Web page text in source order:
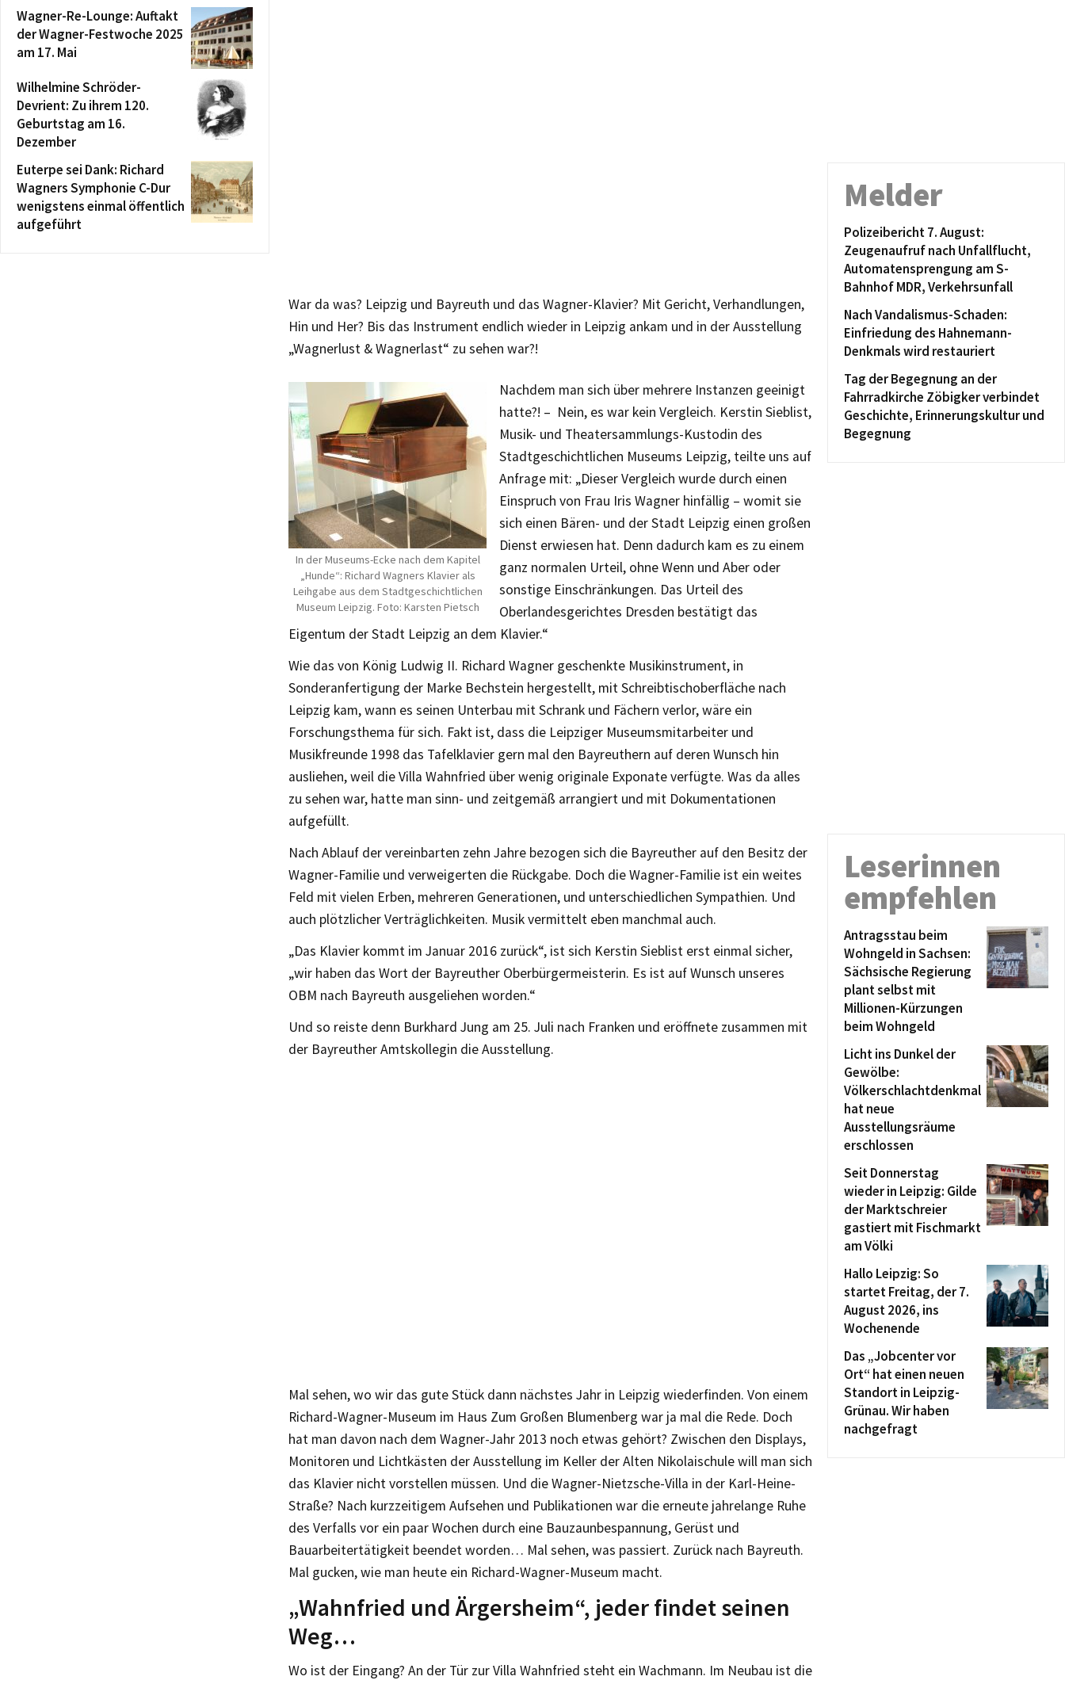
War da was? Leipzig und Bayreuth und das Wagner-Klavier? Mit Gericht, Verhandlungen,
Hin und Her? Bis das Instrument endlich wieder in Leipzig ankam und in der Ausstellung
„Wagnerlust & Wagnerlast“ zu sehen war?!
In der Museums-Ecke nach dem Kapitel
„Hunde“: Richard Wagners Klavier als
Leihgabe aus dem Stadtgeschichtlichen
Museum Leipzig. Foto: Karsten Pietsch
Nachdem man sich über mehrere Instanzen geeinigt
hatte?! – Nein, es war kein Vergleich. Kerstin Sieblist,
Musik- und Theatersammlungs-Kustodin des
Stadtgeschichtlichen Museums Leipzig, teilte uns auf
Anfrage mit: „Dieser Vergleich wurde durch einen
Einspruch von Frau Iris Wagner hinfällig – womit sie
sich einen Bären- und der Stadt Leipzig einen großen
Dienst erwiesen hat. Denn dadurch kam es zu einem
ganz normalen Urteil, ohne Wenn und Aber oder
sonstige Einschränkungen. Das Urteil des
Oberlandesgerichtes Dresden bestätigt das
Eigentum der Stadt Leipzig an dem Klavier.“
Wie das von König Ludwig II. Richard Wagner geschenkte Musikinstrument, in
Sonderanfertigung der Marke Bechstein hergestellt, mit Schreibtischoberfläche nach
Leipzig kam, wann es seinen Unterbau mit Schrank und Fächern verlor, wäre ein
Forschungsthema für sich. Fakt ist, dass die Leipziger Museumsmitarbeiter und
Musikfreunde 1998 das Tafelklavier gern mal den Bayreuthern auf deren Wunsch hin
ausliehen, weil die Villa Wahnfried über wenig originale Exponate verfügte. Was da alles
zu sehen war, hatte man sinn- und zeitgemäß arrangiert und mit Dokumentationen
aufgefüllt.
Nach Ablauf der vereinbarten zehn Jahre bezogen sich die Bayreuther auf den Besitz der
Wagner-Familie und verweigerten die Rückgabe. Doch die Wagner-Familie ist ein weites
Feld mit vielen Erben, mehreren Generationen, und unterschiedlichen Sympathien. Und
auch plötzlicher Verträglichkeiten. Musik vermittelt eben manchmal auch.
„Das Klavier kommt im Januar 2016 zurück“, ist sich Kerstin Sieblist erst einmal sicher,
„wir haben das Wort der Bayreuther Oberbürgermeisterin. Es ist auf Wunsch unseres
OBM nach Bayreuth ausgeliehen worden.“
Und so reiste denn Burkhard Jung am 25. Juli nach Franken und eröffnete zusammen mit
der Bayreuther Amtskollegin die Ausstellung.
Mal sehen, wo wir das gute Stück dann nächstes Jahr in Leipzig wiederfinden. Von einem
Richard-Wagner-Museum im Haus Zum Großen Blumenberg war ja mal die Rede. Doch
hat man davon nach dem Wagner-Jahr 2013 noch etwas gehört? Zwischen den Displays,
Monitoren und Lichtkästen der Ausstellung im Keller der Alten Nikolaischule will man sich
das Klavier nicht vorstellen müssen. Und die Wagner-Nietzsche-Villa in der Karl-Heine-
Straße? Nach kurzzeitigem Aufsehen und Publikationen war die erneute jahrelange Ruhe
des Verfalls vor ein paar Wochen durch eine Bauzaunbespannung, Gerüst und
Bauarbeitertätigkeit beendet worden… Mal sehen, was passiert. Zurück nach Bayreuth.
Mal gucken, wie man heute ein Richard-Wagner-Museum macht.
„Wahnfried und Ärgersheim“, jeder findet seinen
Weg…
Wo ist der Eingang? An der Tür zur Villa Wahnfried steht ein Wachmann. Im Neubau ist die
Wagner-Re-Lounge: Auftakt
der Wagner-Festwoche 2025
am 17. Mai
Wilhelmine Schröder-
Devrient: Zu ihrem 120.
Geburtstag am 16.
Dezember
Euterpe sei Dank: Richard
Wagners Symphonie C-Dur
wenigstens einmal öffentlich
aufgeführt
Melder
Polizeibericht 7. August:
Zeugenaufruf nach Unfallflucht,
Automatensprengung am S-
Bahnhof MDR, Verkehrsunfall
Nach Vandalismus-Schaden:
Einfriedung des Hahnemann-
Denkmals wird restauriert
Tag der Begegnung an der
Fahrradkirche Zöbigker verbindet
Geschichte, Erinnerungskultur und
Begegnung
Leserinnen
empfehlen
Antragsstau beim
Wohngeld in Sachsen:
Sächsische Regierung
plant selbst mit
Millionen-Kürzungen
beim Wohngeld
Licht ins Dunkel der
Gewölbe:
Völkerschlachtdenkmal
hat neue
Ausstellungsräume
erschlossen
Seit Donnerstag
wieder in Leipzig: Gilde
der Marktschreier
gastiert mit Fischmarkt
am Völki
Hallo Leipzig: So
startet Freitag, der 7.
August 2026, ins
Wochenende
Das „Jobcenter vor
Ort“ hat einen neuen
Standort in Leipzig-
Grünau. Wir haben
nachgefragt